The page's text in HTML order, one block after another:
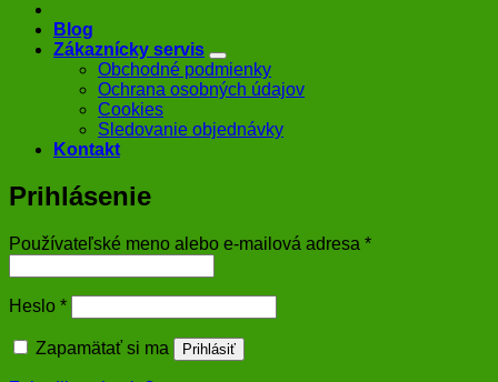
Blog
Zákaznícky servis
Obchodné podmienky
Ochrana osobných údajov
Cookies
Sledovanie objednávky
Kontakt
Prihlásenie
Používateľské meno alebo e-mailová adresa *Povinné
Heslo *Povinné
Zapamätať si ma Prihlásiť